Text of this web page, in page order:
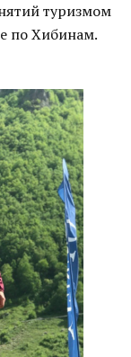
туризмом
по Хибинам.